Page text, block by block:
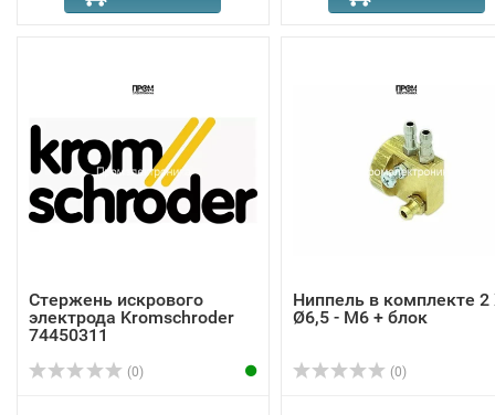
Стержень искрового
электрода Kromschroder
74450311
(0)
Ниппель в комплекте 2
Ø6,5 - M6 + блок
(0)